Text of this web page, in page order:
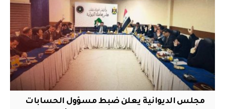
مجلس الديوانية يعلن ضبط مسؤول الحسابات